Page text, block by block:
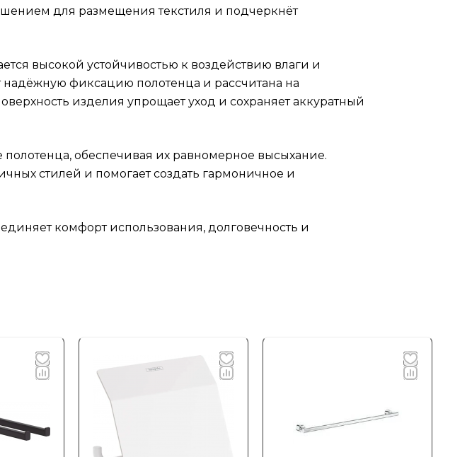
для размещения текстиля и подчеркнёт
высокой устойчивостью к воздействию влаги и
надёжную фиксацию полотенца и рассчитана на
изделия упрощает уход и сохраняет аккуратный
обеспечивая их равномерное высыхание.
стилей и помогает создать гармоничное и
комфорт использования, долговечность и